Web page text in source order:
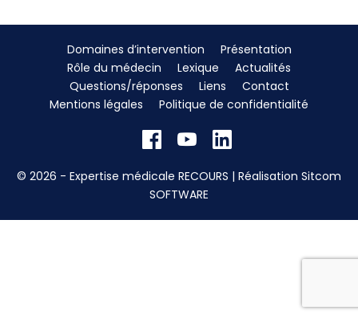
Domaines d’intervention
Présentation
Rôle du médecin
Lexique
Actualités
Questions/réponses
Liens
Contact
Mentions légales
Politique de confidentialité
© 2026 - Expertise médicale RECOURS | Réalisation Sitcom
SOFTWARE